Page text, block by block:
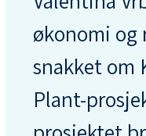
økonomi og
snakket om
Plant-